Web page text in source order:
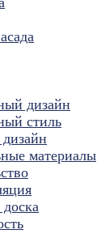
дизайн
стиль
материалы
доска